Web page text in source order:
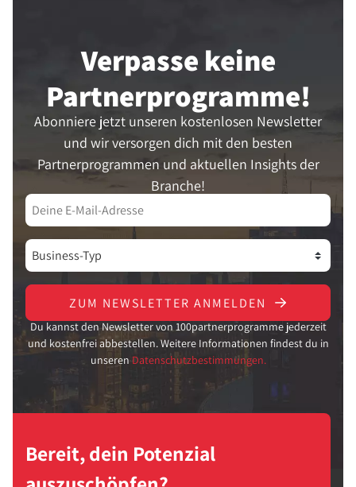
Verpasse keine
Partner­programme!
Abonniere jetzt unseren kostenlosen Newsletter
und wir versorgen dich mit den besten
Partnerprogrammen und aktuellen Insights der
Branche!
ZUM NEWSLETTER ANMELDEN
Du kannst den Newsletter von 100partnerprogramme jederzeit
und kostenfrei abbestellen. Weitere Informationen findest du in
unseren Datenschutzbestimmungen.
Bereit, dein Potenzial